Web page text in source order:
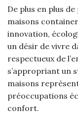
De plus en plus
maisons
innovation,
un désir de vivre
respectueux de
s’appropriant un
maisons
préoccupations
confort.